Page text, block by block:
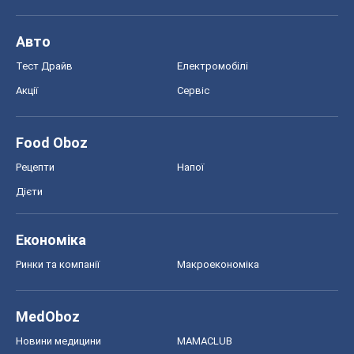
Авто
Тест Драйв Електромобілі
Акції Сервіс
Food Oboz
Рецепти Напої
Дієти
Економіка
Ринки та компанії Макроекономіка
MedOboz
Новини медицини MAMACLUB